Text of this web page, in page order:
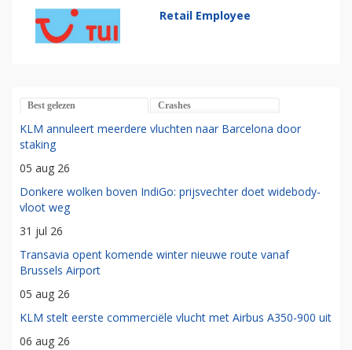
Retail Employee
Best gelezen Crashes
KLM annuleert meerdere vluchten naar Barcelona door
staking
05 aug 26
Donkere wolken boven IndiGo: prijsvechter doet widebody-
vloot weg
31 jul 26
Transavia opent komende winter nieuwe route vanaf
Brussels Airport
05 aug 26
KLM stelt eerste commerciële vlucht met Airbus A350-900 uit
06 aug 26